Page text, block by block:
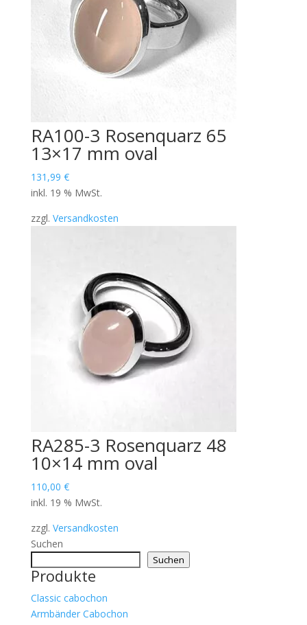
RA100-3 Rosenquarz 65
13×17 mm oval
131,99 €
inkl. 19 % MwSt.
zzgl. Versandkosten
RA285-3 Rosenquarz 48
10×14 mm oval
110,00 €
inkl. 19 % MwSt.
zzgl. Versandkosten
Suchen
Suchen
Produkte
Classic cabochon
Armbänder Cabochon